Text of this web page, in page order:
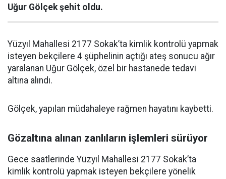
Uğur Gölçek şehit oldu.
Yüzyıl Mahallesi 2177 Sokak’ta kimlik kontrolü yapmak
isteyen bekçilere 4 şüphelinin açtığı ateş sonucu ağır
yaralanan Uğur Gölçek, özel bir hastanede tedavi
altına alındı.
Gölçek, yapılan müdahaleye rağmen hayatını kaybetti.
Gözaltına alınan zanlıların işlemleri sürüyor
Gece saatlerinde Yüzyıl Mahallesi 2177 Sokak’ta
kimlik kontrolü yapmak isteyen bekçilere yönelik